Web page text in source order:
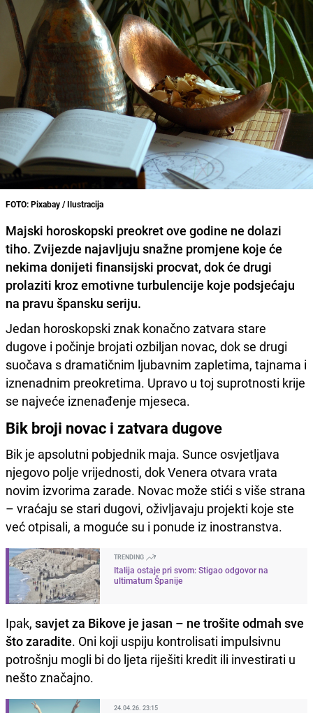
FOTO: Pixabay / Ilustracija
Majski horoskopski preokret ove godine ne dolazi
tiho. Zvijezde najavljuju snažne promjene koje će
nekima donijeti finansijski procvat, dok će drugi
prolaziti kroz emotivne turbulencije koje podsjećaju
na pravu špansku seriju.
Jedan horoskopski znak konačno zatvara stare
dugove i počinje brojati ozbiljan novac, dok se drugi
suočava s dramatičnim ljubavnim zapletima, tajnama i
iznenadnim preokretima. Upravo u toj suprotnosti krije
se najveće iznenađenje mjeseca.
Bik broji novac i zatvara dugove
Bik je apsolutni pobjednik maja. Sunce osvjetljava
njegovo polje vrijednosti, dok Venera otvara vrata
novim izvorima zarade. Novac može stići s više strana
– vraćaju se stari dugovi, oživljavaju projekti koje ste
već otpisali, a moguće su i ponude iz inostranstva.
TRENDING
Italija ostaje pri svom: Stigao odgovor na
ultimatum Španije
Ipak, savjet za Bikove je jasan – ne trošite odmah sve
što zaradite. Oni koji uspiju kontrolisati impulsivnu
potrošnju mogli bi do ljeta riješiti kredit ili investirati u
nešto značajno.
24.04.26. 23:15